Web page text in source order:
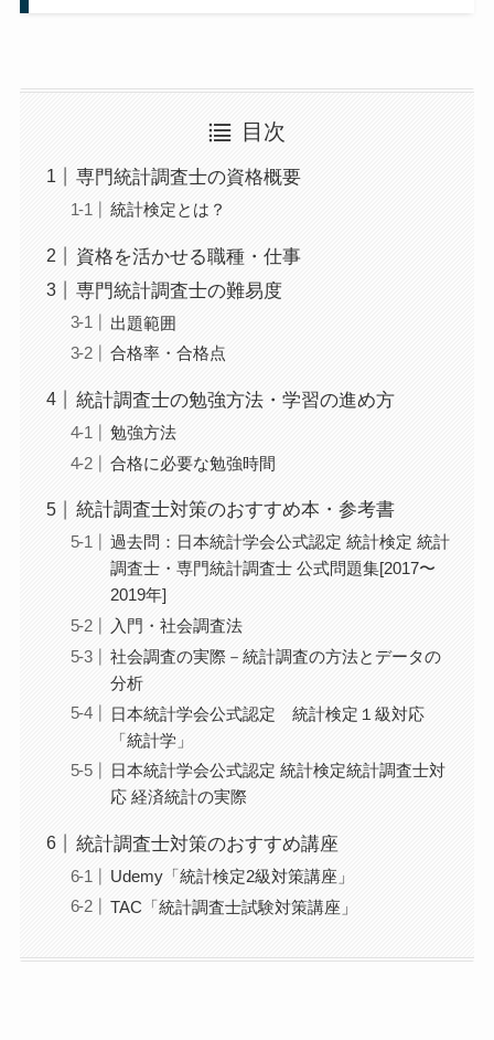
目次
専門統計調査士の資格概要
統計検定とは？
資格を活かせる職種・仕事
専門統計調査士の難易度
出題範囲
合格率・合格点
統計調査士の勉強方法・学習の進め方
勉強方法
合格に必要な勉強時間
統計調査士対策のおすすめ本・参考書
過去問：日本統計学会公式認定 統計検定 統計
調査士・専門統計調査士 公式問題集[2017〜
2019年]
入門・社会調査法
社会調査の実際－統計調査の方法とデータの
分析
日本統計学会公式認定 統計検定１級対応
「統計学」
日本統計学会公式認定 統計検定統計調査士対
応 経済統計の実際
統計調査士対策のおすすめ講座
Udemy「統計検定2級対策講座」
TAC「統計調査士試験対策講座」